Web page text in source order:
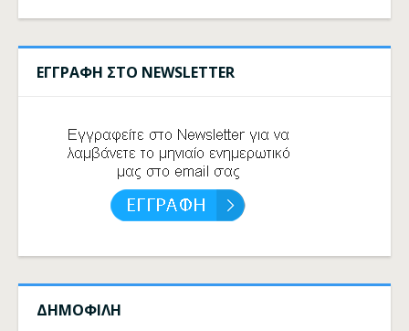
ΕΓΓΡΑΦΗ ΣΤΟ NEWSLETTER
ΔΗΜΟΦΙΛΗ